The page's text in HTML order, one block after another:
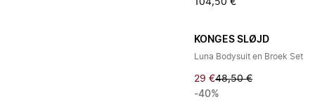
104,50 €
KONGES SLØJD
Luna Bodysuit en Broek Set
29 €48,50 €
-40%